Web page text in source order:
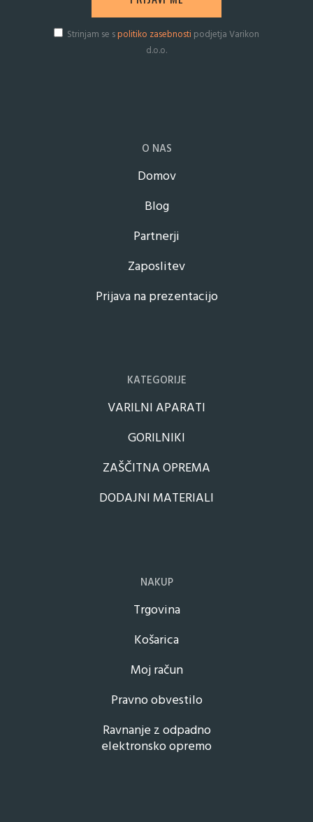
Strinjam se spolitiko zasebnosti podjetja Varikon
d.o.o.
O NAS
Domov
Blog
Partnerji
Zaposlitev
Prijava na prezentacijo
KATEGORIJE
VARILNI APARATI
GORILNIKI
ZAŠČITNA OPREMA
DODAJNI MATERIALI
NAKUP
Trgovina
Košarica
Moj račun
Pravno obvestilo
Ravnanje z odpadno
elektronsko opremo